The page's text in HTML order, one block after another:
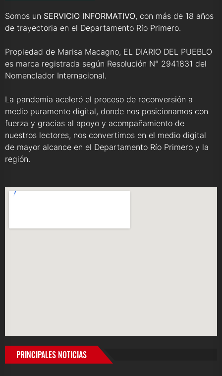
Somos un SERVICIO INFORMATIVO, con más de 18 años
de trayectoria en el Departamento Río Primero.
Propiedad de Marisa Macagno, EL DIARIO DEL PUEBLO
es marca registrada según Resolución N° 2941831 del
Nomenclador Internacional.
La pandemia aceleró el proceso de reconversión a
medio puramente digital, donde nos posicionamos con
fuerza y gracias al apoyo y acompañamiento de
nuestros lectores, nos convertimos en el medio digital
de mayor alcance en el Departamento Río Primero y la
región.
PRINCIPALES NOTICIAS